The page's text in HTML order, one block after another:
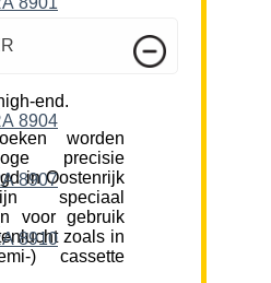
end.
worden
precisie
in Oostenrijk
speciaal
voor gebruik
zoals in
) cassette